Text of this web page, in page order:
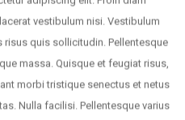
vestibulum nisi. Vestibulum
quis sollicitudin. Pellentesque
massa. Quisque et feugiat risus,
morbi tristique senectus et netus
Nulla facilisi. Pellentesque varius
ac magna scelerisque, sodales